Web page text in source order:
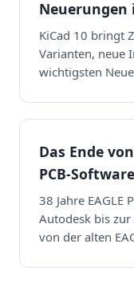
Neuerungen
KiCad 10 bringt
Varianten, neue
wichtigsten
Das Ende
PCB-
38 Jahre EAGLE
Autodesk bis
von der alten